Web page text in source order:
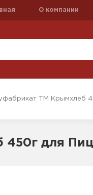
О компании
ТМ Крымхлеб
450г для